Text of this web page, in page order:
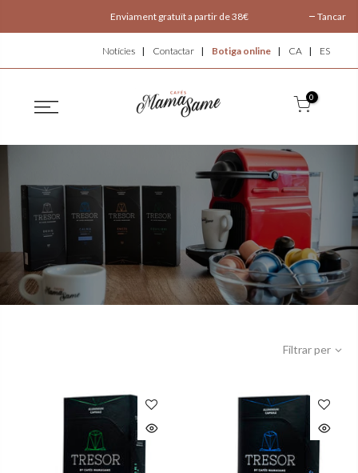
Enviament gratuït a partir de 38€ Tancar
Notícies Contactar Botiga online CA ES
0
Filtrar per